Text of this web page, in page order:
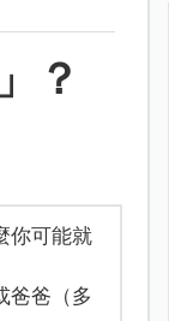
？
你可能就
爸爸（多